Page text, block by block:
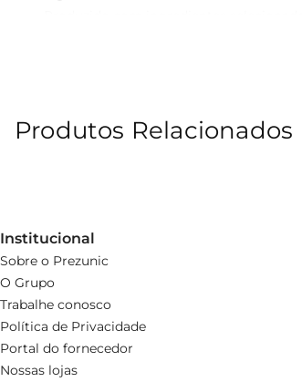
que não só é saboroso, mas também
Também pode ser utilizado em
Conservação: Manter em local fresco e seco, consumir preferencialmente em até 5 dias apósa abertura da embalagem.
O Brioche com Coco é mais do que um
Produtos Relacionados
Institucional
Sobre o Prezunic
O Grupo
Trabalhe conosco
Política de Privacidade
Portal do fornecedor
Nossas lojas